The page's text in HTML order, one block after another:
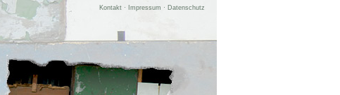
Kontakt· Impressum · Datenschutz